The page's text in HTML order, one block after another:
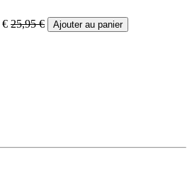
€ 25,95€ Ajouter au panier